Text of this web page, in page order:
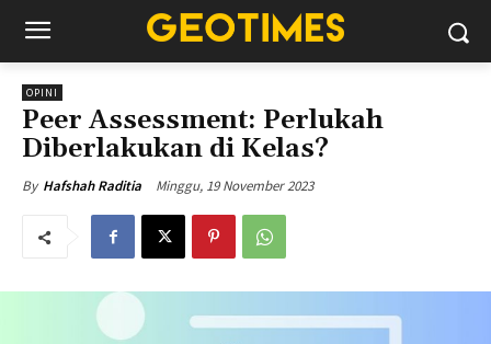
OPINI
Peer Assessment: Perlukah
Diberlakukan di Kelas?
By Hafshah Raditia Minggu, 19 November 2023